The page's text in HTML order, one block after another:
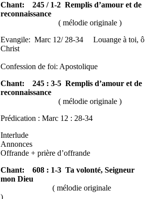
Chant: 245 / 1-2 Remplis d’amour et de
reconnaissance
( mélodie originale )
Evangile: Marc 12/ 28-34 Louange à toi, ô
Christ
Confession de foi: Apostolique
Chant: 245 : 3-5 Remplis d’amour et de
reconnaissance
( mélodie originale )
Prédication : Marc 12 : 28-34
Interlude
Annonces
Offrande + prière d’offrande
Chant: 608 : 1-3 Ta volonté, Seigneur
mon Dieu
( mélodie originale
)